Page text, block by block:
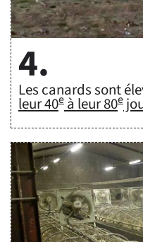
4.
Les canards sont
leur 40e à leur 80e